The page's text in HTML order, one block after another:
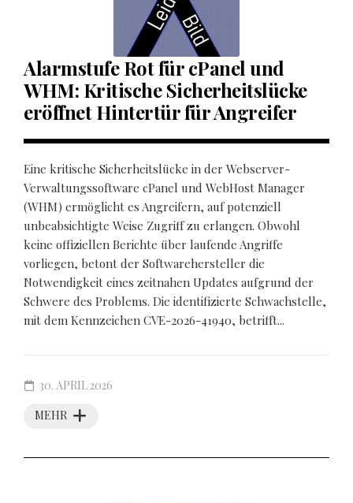
Alarmstufe Rot für cPanel und
WHM: Kritische Sicherheitslücke
eröffnet Hintertür für Angreifer
Eine kritische Sicherheitslücke in der Webserver-
Verwaltungssoftware cPanel und WebHost Manager
(WHM) ermöglicht es Angreifern, auf potenziell
unbeabsichtigte Weise Zugriff zu erlangen. Obwohl
keine offiziellen Berichte über laufende Angriffe
vorliegen, betont der Softwarehersteller die
Notwendigkeit eines zeitnahen Updates aufgrund der
Schwere des Problems. Die identifizierte Schwachstelle,
mit dem Kennzeichen CVE-2026-41940, betrifft...
MEHR
30. APRIL 2026